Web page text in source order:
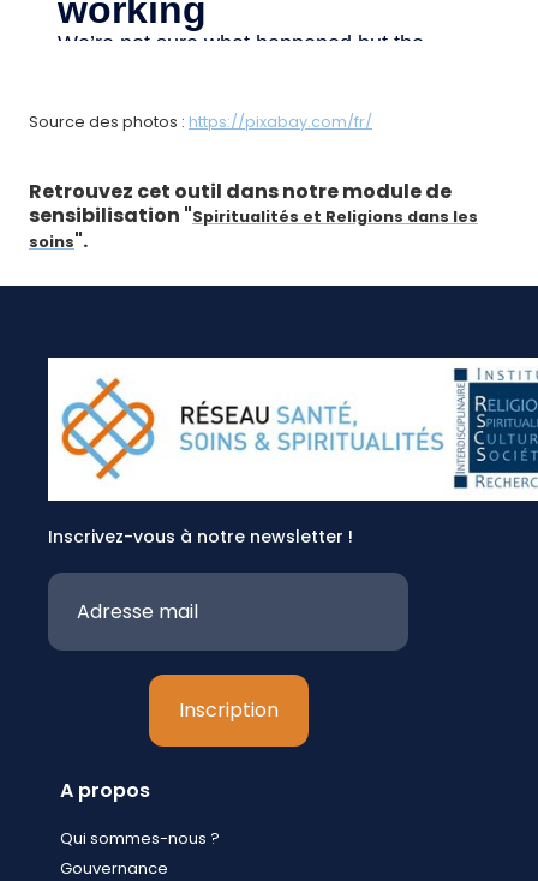
Source des photos : https://pixabay.com/fr/
Retrouvez cet outil dans notre module de
sensibilisation "Spiritualités et Religions dans les
soins".
Inscrivez-vous à notre newsletter !
A propos
Qui sommes-nous ?
Gouvernance